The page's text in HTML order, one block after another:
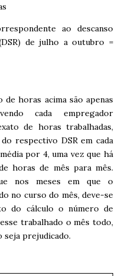
ao descanso
de julho a outubro =
horas acima são apenas
cada empregador
de horas trabalhadas,
respectivo DSR em cada
por 4, uma vez que há
horas de mês para mês.
nos meses em que o
no curso do mês, deve-se
do cálculo o número de
trabalhado o mês todo,
seja prejudicado.